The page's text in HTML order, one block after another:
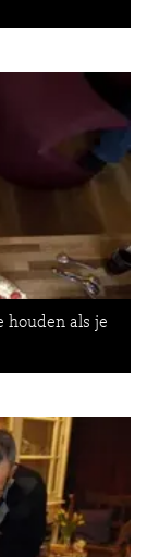
houden als je